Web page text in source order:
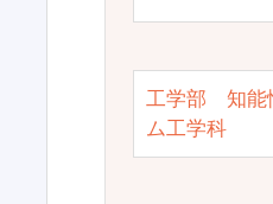
工学部 知能
ム工学科